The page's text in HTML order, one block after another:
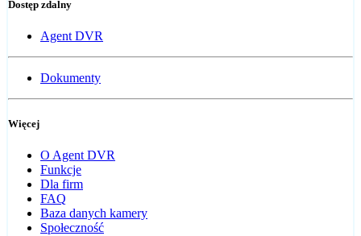
Dostęp zdalny
Agent DVR
Dokumenty
Więcej
O Agent DVR
Funkcje
Dla firm
FAQ
Baza danych kamery
Społeczność